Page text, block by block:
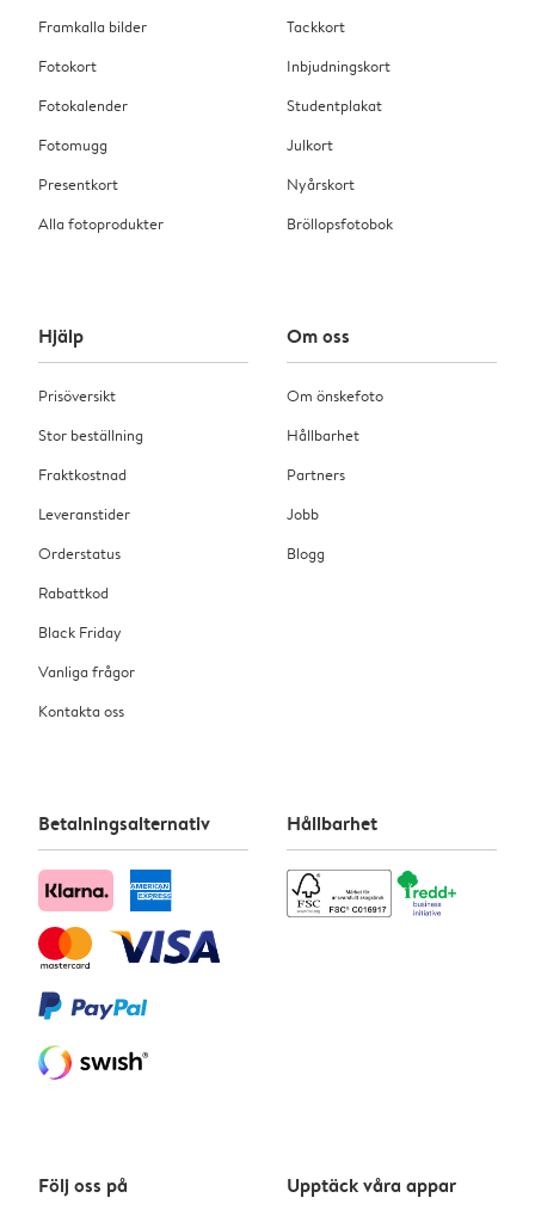
Framkalla bilder
Fotokort
Fotokalender
Fotomugg
Presentkort
Alla fotoprodukter
Tackkort
Inbjudningskort
Studentplakat
Julkort
Nyårskort
Bröllopsfotobok
Hjälp
Prisöversikt
Stor beställning
Fraktkostnad
Leveranstider
Orderstatus
Rabattkod
Black Friday
Vanliga frågor
Kontakta oss
Om oss
Om önskefoto
Hållbarhet
Partners
Jobb
Blogg
Betalningsalternativ Hållbarhet
Följ oss på Upptäck våra appar